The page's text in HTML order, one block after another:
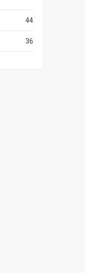
44
36